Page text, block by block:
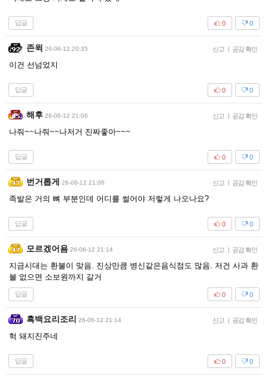
답글 0
0
존윅 26-06-12 20:35 신고 | 공감 확인
이건 선넘었지
답글 0
0
해후 26-06-12 21:06 신고 | 공감 확인
나줘~~나줘~~나저거 진짜좋아~~~
답글 0
0
번거롭게 26-06-12 21:06 신고 | 공감 확인
족발은 거의 뼈 부분인데 어디를 썰어야 저렇게 나오나요?
답글 0
0
모르겠어욤 26-06-12 21:14 신고 | 공감 확인
지금시대는 환불이 맞음. 진상만큼 병신같은음식점도 많음. 저건 사과 환
불 없으면 소보원까지 갈거
답글 0
0
흑백요리조리 26-06-12 21:14 신고 | 공감 확인
헉 돼지진주네
답글 0
0